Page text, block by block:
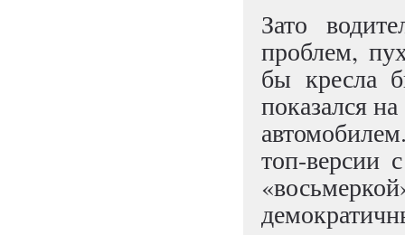
Зато
проблем,
бы кресла
показался
топ-версии